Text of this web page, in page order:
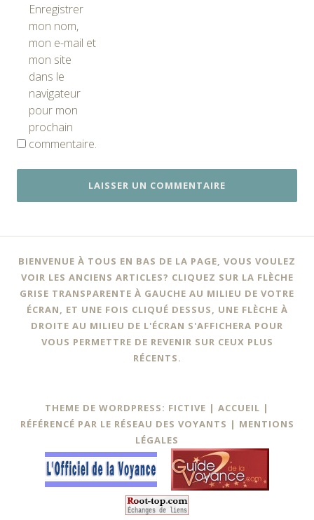
Enregistrer
mon nom,
mon e-mail et
mon site
dans le
navigateur
pour mon
prochain
commentaire.
BIENVENUE À TOUS EN BAS DE LA PAGE, VOUS VOULEZ
VOIR LES ANCIENS ARTICLES? CLIQUEZ SUR LA FLÈCHE
GRISE TRANSPARENTE À GAUCHE AU MILIEU DE VOTRE
ÉCRAN, ET UNE FOIS CLIQUÉ DESSUS, UNE FLÈCHE À
DROITE AU MILIEU DE L'ÉCRAN S'AFFICHERA POUR
VOUS PERMETTRE DE REVENIR SUR CEUX PLUS
RÉCENTS.
THEME DE WORDPRESS: FICTIVE | ACCUEIL |
RÉFÉRENCÉ PAR LE RÉSEAU DES VOYANTS | MENTIONS
LÉGALES